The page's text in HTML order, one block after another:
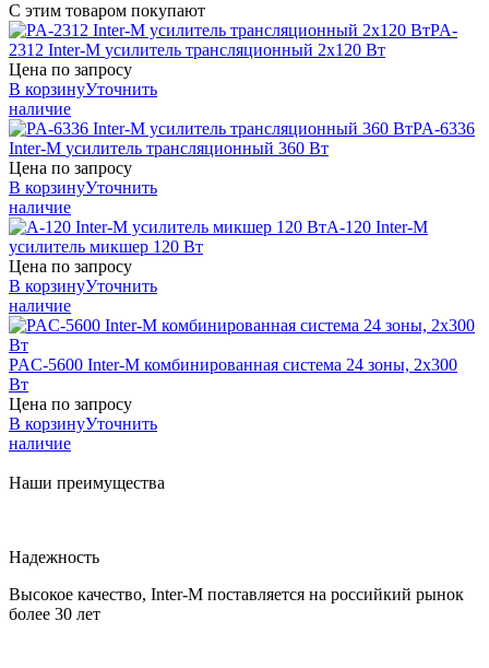
С этим товаром покупают
PA-
2312 Inter-M усилитель трансляционный 2х120 Вт
Цена по запросу
В корзинуУточнить
наличие
PA-6336
Inter-M усилитель трансляционный 360 Вт
Цена по запросу
В корзинуУточнить
наличие
A-120 Inter-M
усилитель микшер 120 Вт
Цена по запросу
В корзинуУточнить
наличие
PAC-5600 Inter-M комбинированная система 24 зоны, 2х300
Вт
Цена по запросу
В корзинуУточнить
наличие
Наши преимущества
Надежность
Высокое качество, Inter-M поставляется на российкий рынок
более 30 лет